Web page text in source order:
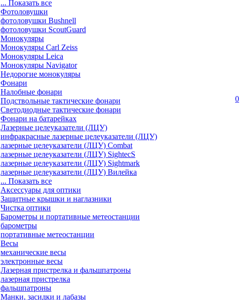
... Показать все
Фотоловушки
фотоловушки Bushnell
фотоловушки ScoutGuard
Монокуляры
Монокуляры Carl Zeiss
Монокуляры Leica
Монокуляры Navigator
Недорогие монокуляры
Фонари
Налобные фонари
Подствольные тактические фонари
Светодиодные тактические фонари
Фонари на батарейках
Лазерные целеуказатели (ЛЦУ)
инфракрасные лазерные целеуказатели (ЛЦУ)
лазерные целеуказатели (ЛЦУ) Combat
лазерные целеуказатели (ЛЦУ) SightecS
лазерные целеуказатели (ЛЦУ) Sightmark
лазерные целеуказатели (ЛЦУ) Вилейка
... Показать все
Аксессуары для оптики
Защитные крышки и наглазники
Чистка оптики
Барометры и портативные метеостанции
барометры
портативные метеостанции
Весы
механические весы
электронные весы
Лазерная пристрелка и фальшпатроны
лазерная пристрелка
фальшпатроны
Манки, засидки и лабазы
0